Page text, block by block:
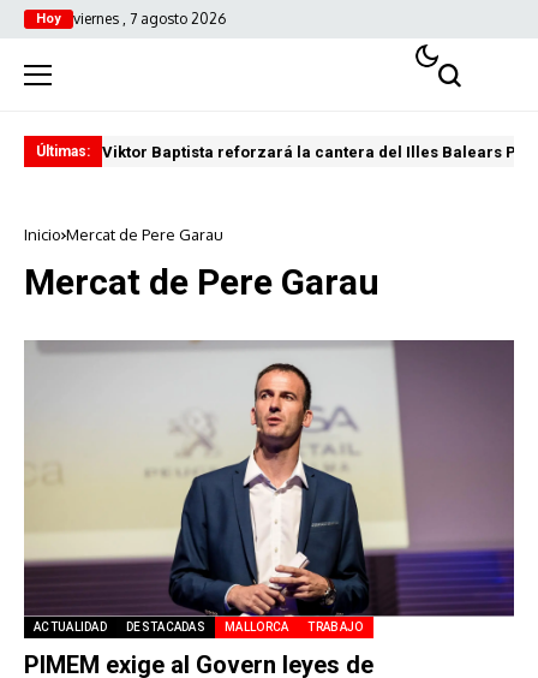
Hoy viernes , 7 agosto 2026
Últimas: Viktor Baptista reforzará la cantera del Illes Balears
Inicio Mercat de Pere Garau
Mercat de Pere Garau
ACTUALIDAD DESTACADAS MALLORCA TRABAJO
PIMEM exige al Govern leyes de